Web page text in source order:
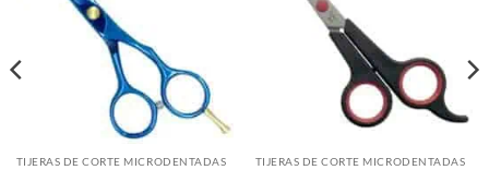
TIJERAS DE CORTE MICRODENTADAS TIJERAS DE CORTE MICRODENTADAS